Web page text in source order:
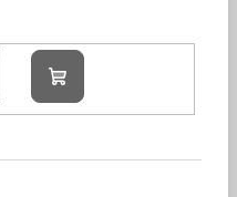
Do
košíku